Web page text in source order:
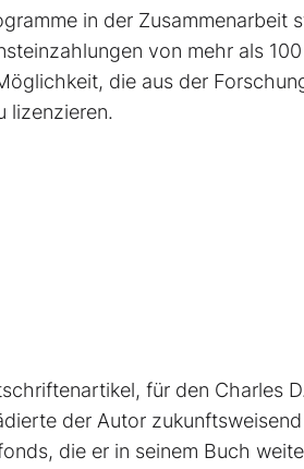
in der Zusammenarbeit
von mehr als
die aus der
lizenzieren.
für den Charles
der Autor
die er in seinem Buch